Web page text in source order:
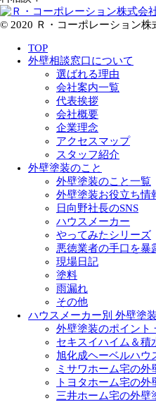
© 2020 Ｒ・コーポレーション株
TOP
外壁相談窓口について
選ばれる理由
会社案内一覧
代表挨拶
会社概要
企業理念
アクセスマップ
スタッフ紹介
外壁塗装のこと
外壁塗装のこと一覧
外壁塗装お役立ち情
日向野社長のSNS
ハウスメーカー
やってみたシリーズ
悪徳業者の手口を暴
現場日記
塗料
雨漏れ
その他
ハウスメーカー別 外壁塗
外壁塗装のポイント
セキスイハイム＆積
旭化成ヘーベルハウ
ミサワホーム宅の外
トヨタホーム宅の外
三井ホーム宅の外壁